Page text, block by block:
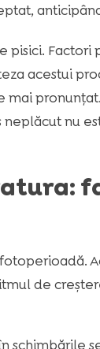
Factori
acestui
mai
nu
de
schimbările